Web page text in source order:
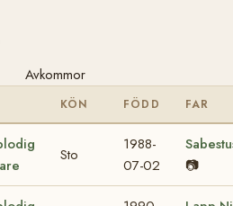
Avkommor
KÖN FÖDD FAR
Sto
1988-
07-02
📷